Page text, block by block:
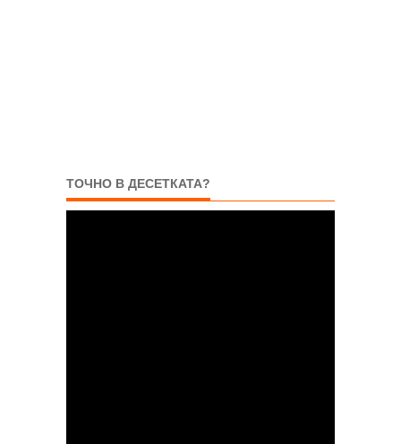
ТОЧНО В ДЕСЕТКАТА?